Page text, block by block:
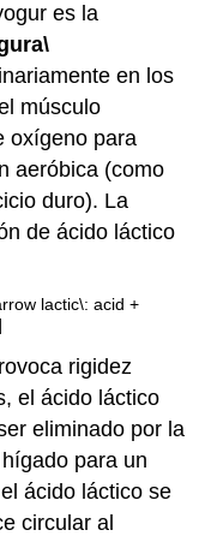
es la
\
en los
músculo
oxígeno para
aeróbica (como
duro). La
de ácido láctico
lactic\: acid +
rigidez
el ácido láctico
eliminado por la
para un
ácido láctico se
circular al